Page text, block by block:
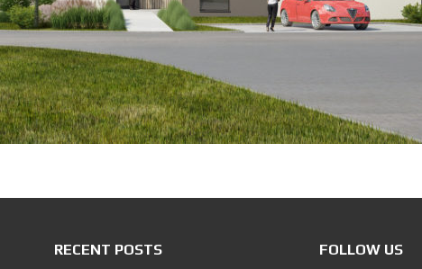
RECENT POSTS FOLLOW US